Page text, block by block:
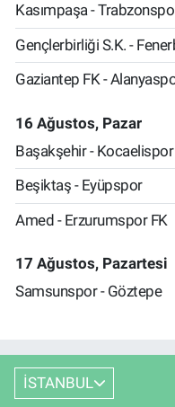
Kasımpaşa -
Gençlerbirliği S.K. -
Gaziantep FK -
16 Ağustos, Pazar
Başakşehir - Kocaelispor
Beşiktaş - Eyüpspor
Amed - Erzurumspor FK
17 Ağustos, Pazartesi
Samsunspor - Göztepe
İSTANBUL